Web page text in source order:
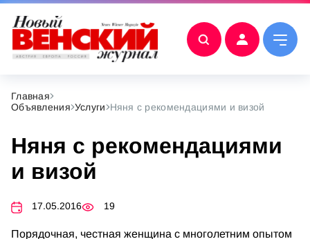
Главная
Объявления Услуги Няня с рекомендациями и визой
Няня с рекомендациями
и визой
17.05.2016 19
Порядочная, честная женщина с многолетним опытом